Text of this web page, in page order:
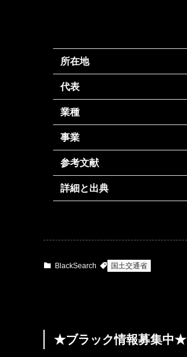
所在地
代表
業種
事業
参考文献
詳細と出典
BlackSearch 国土交通省
★ブラック情報募集中★